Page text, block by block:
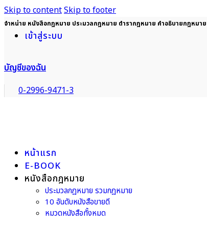
Skip to contentSkip to footer
จำหน่าย หนังสือกฎหมาย ประมวลกฎหมาย ตำรากฎหมาย คำอธิบายกฎหมาย
เข้าสู่ระบบ
บัญชีของฉัน
0-2996-9471-3
หน้าแรก
E-BOOK
หนังสือกฎหมาย
ประมวลกฎหมาย รวมกฎหมาย
10 อันดับหนังสือขายดี
หมวดหนังสือทั้งหมด